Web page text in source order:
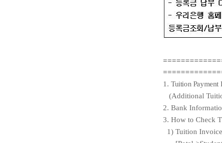
1. Tuition Payment
(Additional
2. Bank
3. How to Check
1) Tuition